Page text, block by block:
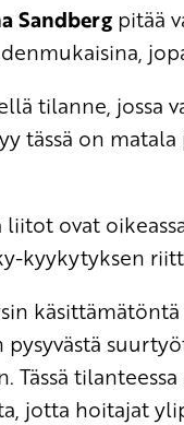
Sandberg pitää
tilanne, jossa
tässä on
ovat
kyykytyksen
pysyvästä
Tässä
jotta hoitajat